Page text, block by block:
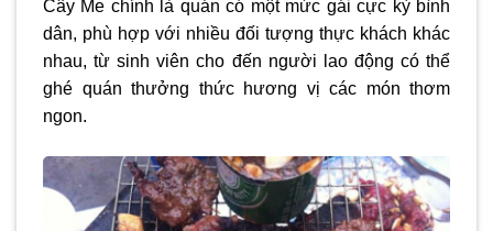
Cây Me chính là quán có một mức gái cực kỳ bình
dân, phù hợp với nhiều đối tượng thực khách khác
nhau, từ sinh viên cho đến người lao động có thể
ghé quán thưởng thức hương vị các món thơm
ngon.